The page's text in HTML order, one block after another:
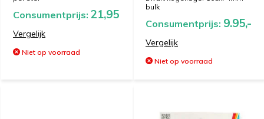
Consumentprijs: 21,95
Vergelijk
Niet op voorraad
bulk
Consumentprijs: 9.95,-
Vergelijk
Niet op voorraad